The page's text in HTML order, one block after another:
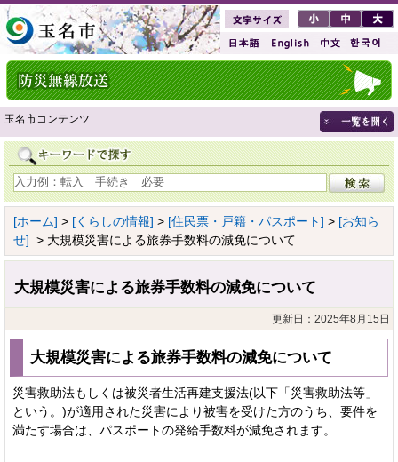
玉名市コンテンツ
[ホーム] > [くらしの情報] > [住民票・戸籍・パスポート] > [お知ら
せ] > 大規模災害による旅券手数料の減免について
大規模災害による旅券手数料の減免について
更新日：2025年8月15日
大規模災害による旅券手数料の減免について
災害救助法もしくは被災者生活再建支援法(以下「災害救助法等」
という。)が適用された災害により被害を受けた方のうち、要件を
満たす場合は、パスポートの発給手数料が減免されます。